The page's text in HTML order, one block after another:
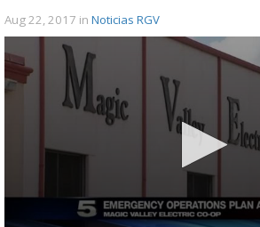
Aug 22, 2017 in Noticias RGV